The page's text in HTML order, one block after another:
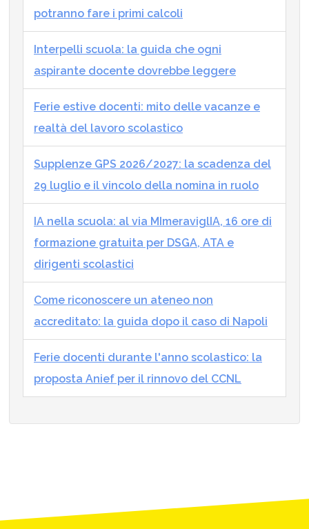
potranno fare i primi calcoli
Interpelli scuola: la guida che ogni
aspirante docente dovrebbe leggere
Ferie estive docenti: mito delle vacanze e
realtà del lavoro scolastico
Supplenze GPS 2026/2027: la scadenza del
29 luglio e il vincolo della nomina in ruolo
IA nella scuola: al via MImeraviglIA, 16 ore di
formazione gratuita per DSGA, ATA e
dirigenti scolastici
Come riconoscere un ateneo non
accreditato: la guida dopo il caso di Napoli
Ferie docenti durante l'anno scolastico: la
proposta Anief per il rinnovo del CCNL